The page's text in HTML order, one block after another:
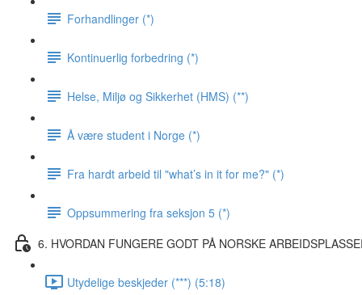
Forhandlinger (*)
Kontinuerlig forbedring (*)
Helse, Miljø og Sikkerhet (HMS) (**)
Å være student i Norge (*)
Fra hardt arbeid til "what’s in it for me?" (*)
Oppsummering fra seksjon 5 (*)
6. HVORDAN FUNGERE GODT PÅ NORSKE
Utydelige beskjeder (***) (5:18)